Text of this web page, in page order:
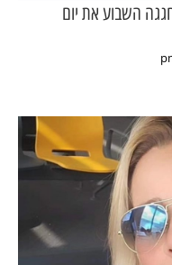
השבוע את יום